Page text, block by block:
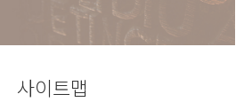
사이트맵